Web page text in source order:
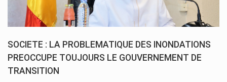
SOCIETE : LA PROBLEMATIQUE DES INONDATIONS
PREOCCUPE TOUJOURS LE GOUVERNEMENT DE
TRANSITION